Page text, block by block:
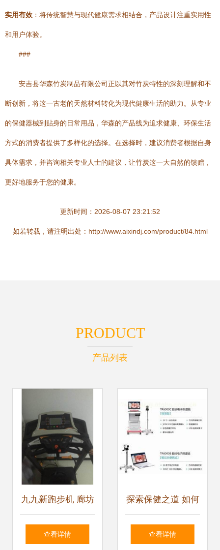
实用有效 ：将传统智慧与现代健康需求相结合，产品设计注重实用性
和用户体验。
###
安吉县华森竹炭制品有限公司正以其对竹炭特性的深刻理解和不
断创新，将这一古老的天然材料转化为现代健康生活的助力。从专业
的保健器械到贴身的日常用品，华森的产品线为追求健康、环保生活
方式的消费者提供了多样化的选择。在选择时，建议消费者根据自身
具体需求，并咨询相关专业人士的建议，让竹炭这一大自然的馈赠，
更好地服务于您的健康。
更新时间：2026-08-07 23:21:52
如若转载，请注明出处：http://www.aixindj.com/product/84.html
PRODUCT
产品列表
九九新跑步机 廊坊
广阳区保健器械新
查看详情
探索保健之道 如何
从阿土伯交易网医
查看详情